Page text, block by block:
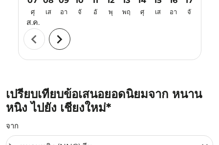
ศุ
ส.ค.
เส อา จั อั พุ พฤ ศุ เส อา จั
chevron_left chevron_right
เปรียบเทียบข้อเสนอยอดนิยมจาก หนาน
หนิง ไปยัง เชียงใหม่*
จาก